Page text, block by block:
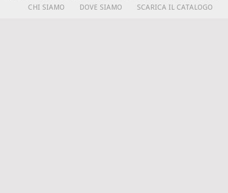
CHI SIAMO
DOVE SIAMO SCARICA IL CATALOGO